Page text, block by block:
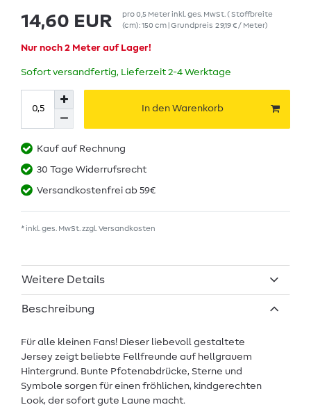
14,60 EUR pro0,5 Meterinkl. ges. MwSt. ( Stoffbreite
(cm): 150 cm | Grundpreis 29,19 € / Meter)
Nur noch 2 Meter auf Lager!
Sofort versandfertig, Lieferzeit 2-4 Werktage
In den Warenkorb
Kauf auf Rechnung
30 Tage Widerrufsrecht
Versandkostenfrei ab 59€
* inkl. ges. MwSt. zzgl. Versandkosten
Weitere Details
Beschreibung
Für alle kleinen Fans! Dieser liebevoll gestaltete
Jersey zeigt beliebte Fellfreunde auf hellgrauem
Hintergrund. Bunte Pfotenabdrücke, Sterne und
Symbole sorgen für einen fröhlichen, kindgerechten
Look, der sofort gute Laune macht.